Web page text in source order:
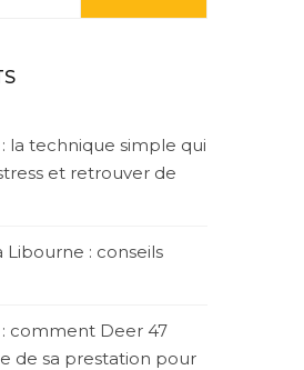
la technique simple qui
et retrouver de
: conseils
comment Deer 47
de sa prestation pour